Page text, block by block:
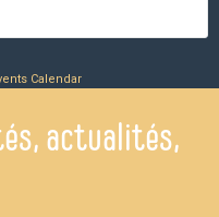
Calendar
actualités,